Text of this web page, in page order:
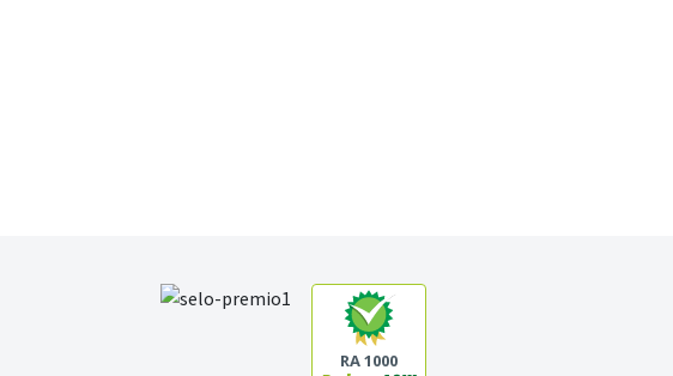
RA 1000